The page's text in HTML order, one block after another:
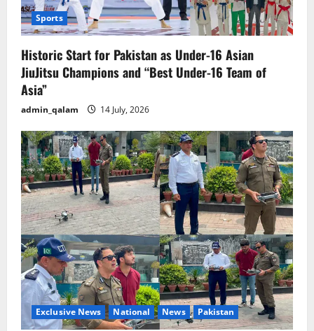
Sports
Historic Start for Pakistan as Under-16 Asian
JiuJitsu Champions and “Best Under-16 Team of
Asia”
admin_qalam 14 July, 2026
Exclusive News National News Pakistan